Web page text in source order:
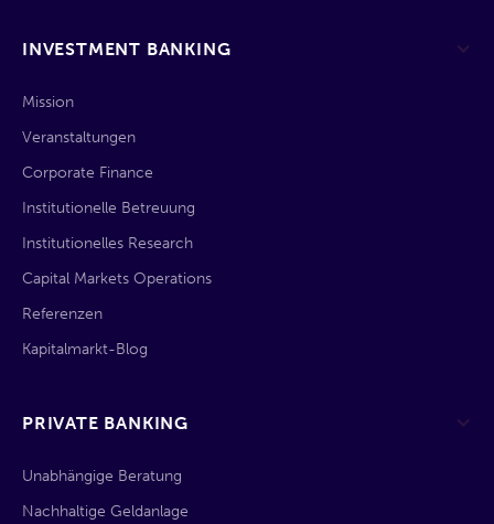
INVESTMENT BANKING
Mission
Veranstaltungen
Corporate Finance
Institutionelle Betreuung
Institutionelles Research
Capital Markets Operations
Referenzen
Kapitalmarkt-Blog
PRIVATE BANKING
Unabhängige Beratung
Nachhaltige Geldanlage